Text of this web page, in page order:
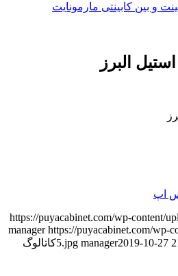
و بین کابینتی مارمونایت
البرز
اپ
https://puyacabinet.com/wp-content/
manager https://puyacabinet.com/wp-
5.jpg manager2019-10-27
کاتالوگ